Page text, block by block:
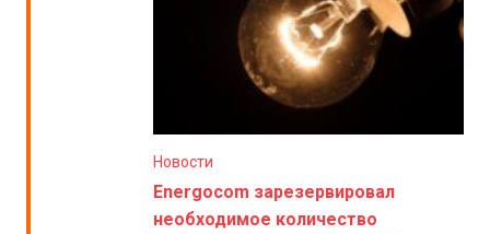
Новости
Energocom зарезервировал
необходимое количество